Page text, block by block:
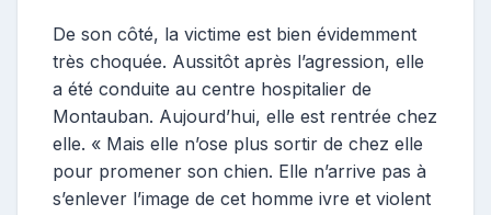
De son côté, la victime est bien évidemment
très choquée. Aussitôt après l’agression, elle
a été conduite au centre hospitalier de
Montauban. Aujourd’hui, elle est rentrée chez
elle. « Mais elle n’ose plus sortir de chez elle
pour promener son chien. Elle n’arrive pas à
s’enlever l’image de cet homme ivre et violent